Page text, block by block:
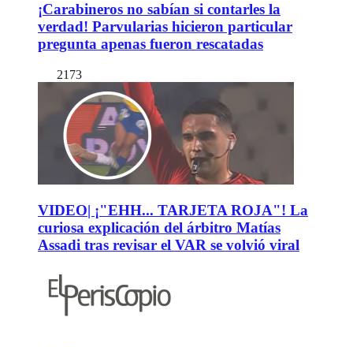
¡Carabineros no sabían si contarles la
verdad! Parvularias hicieron particular
pregunta apenas fueron rescatadas
2173
VIDEO| ¡"EHH... TARJETA ROJA"! La
curiosa explicación del árbitro Matías
Assadi tras revisar el VAR se volvió viral